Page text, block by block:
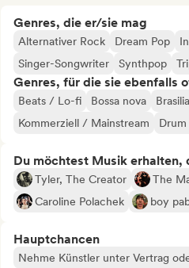
Genres, die er/sie mag
Alternativer Rock Dream Pop
Singer-Songwriter
Synthpop
Genres, für die sie ebenfalls
Beats / Lo-fi Bossa nova
Kommerziell / Mainstream
Drum
Du möchtest Musik erhalten,
Tyler, The Creator The
Caroline Polachek
boy
Hauptchancen
Nehme Künstler unter Vertrag